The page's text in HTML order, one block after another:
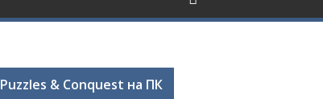
Puzzles & Conquest на ПК